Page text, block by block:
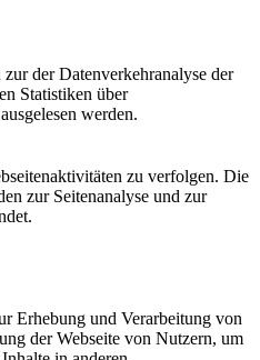
der Datenverkehranalyse der
Statistiken über
werden.
zu verfolgen. Die
zur Seitenanalyse und zur
Erhebung und Verarbeitung von
der Webseite von Nutzern, um